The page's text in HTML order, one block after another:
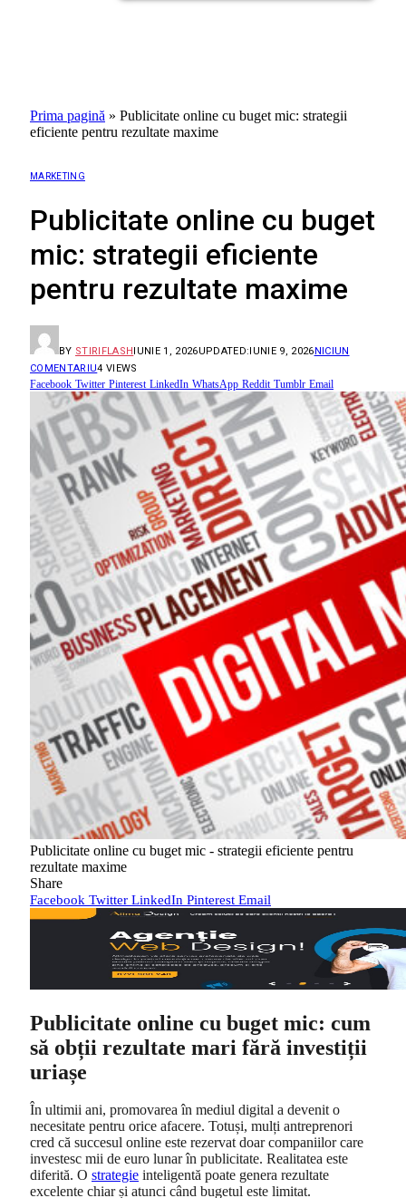
Prima pagină » Publicitate online cu buget mic: strategii
eficiente pentru rezultate maxime
MARKETING
Publicitate online cu buget
mic: strategii eficiente
pentru rezultate maxime
BY STIRIFLASHIUNIE 1, 2026UPDATED:IUNIE 9, 2026NICIUN
COMENTARIU4 VIEWS
Facebook Twitter Pinterest LinkedIn WhatsApp Reddit Tumblr Email
Publicitate online cu buget mic - strategii eficiente pentru
rezultate maxime
Share
Facebook Twitter LinkedIn Pinterest Email
Publicitate online cu buget mic: cum
să obții rezultate mari fără investiții
uriașe
În ultimii ani, promovarea în mediul digital a devenit o
necesitate pentru orice afacere. Totuși, mulți antreprenori
cred că succesul online este rezervat doar companiilor care
investesc mii de euro lunar în publicitate. Realitatea este
diferită. O strategie inteligentă poate genera rezultate
excelente chiar și atunci când bugetul este limitat.